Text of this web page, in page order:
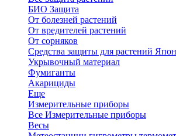
БИО Защита
От болезней растений
От вредителей растений
От сорняков
Средства защиты для растений
Укрывочный материал
Фумиганты
Акарициды
Еще
Измерительные приборы
Все Измерительные приборы
Весы